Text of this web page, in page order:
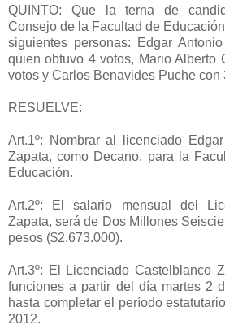
QUINTO: Que la terna de
Consejo de la Facultad de
siguientes personas: Edgar
quien obtuvo 4 votos, Mario Alberto
votos y Carlos Benavides Puche con
RESUELVE:
Art.1º: Nombrar al licenciado
Zapata, como Decano, para la
Educación.
Art.2º: El salario mensual del
Zapata, será de Dos Millones
pesos ($2.673.000).
Art.3º: El Licenciado Castelblanco
funciones a partir del día martes 2
hasta completar el período
2012.